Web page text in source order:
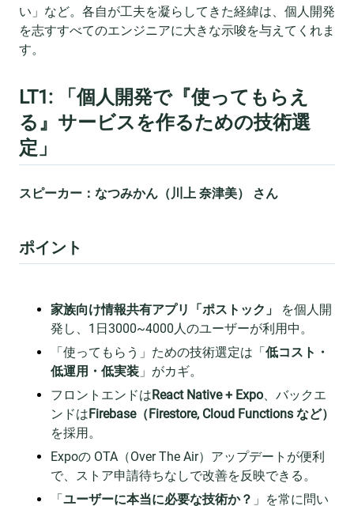
い」など。各自が工夫を凝らしてきた経緯は、個人開発
を志すすべてのエンジニアに大きな示唆を与えてくれま
す。
LT1: 「個人開発で『使ってもらえ
る』サービスを作るための技術選
定」
スピーカー：なつみかん（川上 奈津美） さん
ポイント
家族向け情報共有アプリ「ポストック」
を個人開
発し、1日3000~4000人のユーザーが利用中。
「使ってもらう」ための技術選定は「低コスト・
低運用・低実装 」がカギ。
フロントエンドはReact Native + Expo 、バックエ
ンドはFirebase（Firestore, Cloud Functions など）
を採用。
Expoの OTA（Over The Air）アップデートが便利
で、ストア申請待ちなしで改善を反映できる。
「ユーザーに本当に必要な技術か？ 」を常に問い